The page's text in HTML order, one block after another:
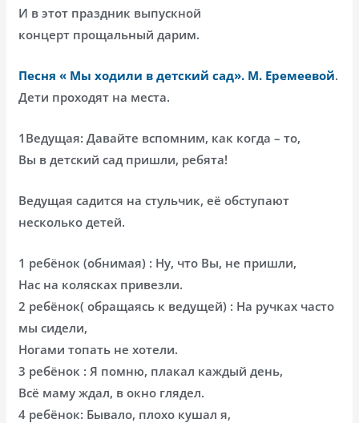
И в этот праздник выпускной
концерт прощальный дарим.
Песня « Мы ходили в детский сад». М. Еремеевой.
Дети проходят на места.
1Ведущая: Давайте вспомним, как когда – то,
Вы в детский сад пришли, ребята!
Ведущая садится на стульчик, её обступают
несколько детей.
1 ребёнок (обнимая) : Ну, что Вы, не пришли,
Нас на колясках привезли.
2 ребёнок( обращаясь к ведущей) : На ручках часто
мы сидели,
Ногами топать не хотели.
3 ребёнок : Я помню, плакал каждый день,
Всё маму ждал, в окно глядел.
4 ребёнок: Бывало, плохо кушал я,